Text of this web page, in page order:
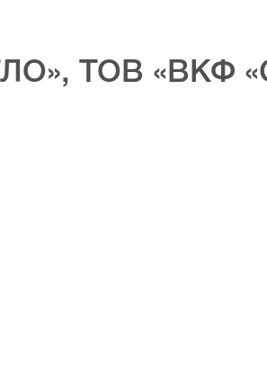
ТОВ «ВКФ